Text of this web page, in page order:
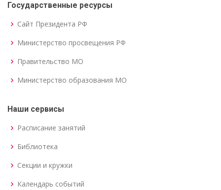
Государственные ресурсы
Сайт Президента РФ
Министерство просвещения РФ
Правительство МО
Министерство образования МО
Наши сервисы
Расписание занятий
Библиотека
Секции и кружки
Календарь событий